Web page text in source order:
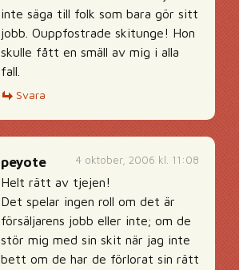
inte säga till folk som bara gör sitt
jobb. Ouppfostrade skitunge! Hon
skulle fått en smäll av mig i alla
fall.
Svara
4 oktober, 2006 kl. 11:08
peyote
Helt rätt av tjejen!
Det spelar ingen roll om det är
försäljarens jobb eller inte; om de
stör mig med sin skit när jag inte
bett om de har de förlorat sin rätt